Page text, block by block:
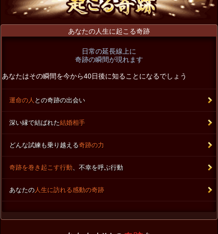
あなたの人生に起こる奇跡
日常の延長線上に
奇跡の瞬間が現れます
あなたはその瞬間を今から40日後に知ることになるでしょう
運命の人 との奇跡の出会い
深い縁で結ばれた結婚相手
どんな試練も乗り越える奇跡の力
奇跡を巻き起こす行動 、不幸を呼ぶ行動
あなたの 人生に訪れる感動の奇跡